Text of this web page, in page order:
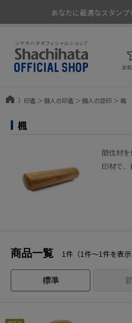
あなたに最適なスタン
〉 印鑑＞ 個人の印鑑＞ 個人の認印＞ 楓
楓
間伐材
印材で、
商品一覧 1件（1件〜1件を表示
標準